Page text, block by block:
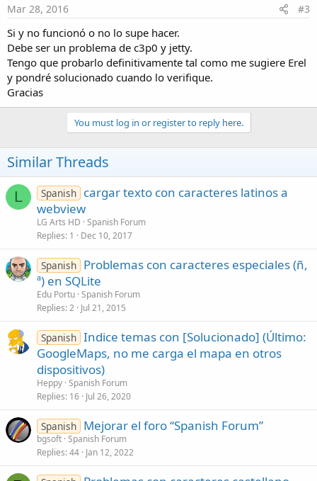
#This the
# commands
sql.select_inst= SELECT
sql.select_imei=SELECT IMEI FROM IMEI WHERE
sql.select_totmant=Select * from mantepredef
#sql.select_totmant=select * from Mantepredef
.select_totmant=select * from
sql.select_totmant1=select * from Mantepredef
sql.select_mantenimiento=SELECT COUNT(*) FROM
#sql.select_prueba
sql.insert_mantenimento=INSERT INTO
sql.insert_mantenimento2=INSERT INTO
sql.insert_conversion=INSERT INTO
sql.update_posicion=UPDATE GSITUACIONES SET
¿Alguna sugerencia?
A lo que Erel me respondió:
Lo más probable es la configuración de ty servidor SQL
Prueba a cambiar el tipo de columna a NVarchar
https://msdn.microsoft.com/en-us/library/ms186939.aspx
Mar 28, 2016 #3
Si y no funcionó o no lo supe hacer.
Debe ser un problema de c3p0 y jetty.
Tengo que probarlo definitivamente tal como me sugiere Erel
y pondré solucionado cuando lo verifique.
Gracias
You must log in or register to reply here.
Similar Threads
L Spanish cargar texto con caracteres latinos a
webview
LG Arts HD Spanish Forum
Replies 1 Dec 10, 2017
Spanish Problemas con caracteres especiales (ñ,
ª) en SQLite
Edu Portu Spanish Forum
Replies 2 Jul 21, 2015
Spanish Indice temas con [Solucionado] (Último:
GoogleMaps, no me carga el mapa en otros
dispositivos)
Heppy Spanish Forum
Replies 16 Jul 26, 2020
Spanish Mejorar el foro “Spanish Forum”
bgsoft Spanish Forum
Replies 44 Jan 12, 2022